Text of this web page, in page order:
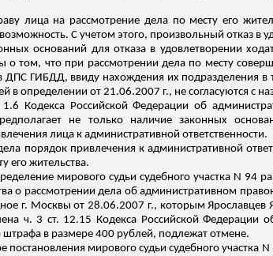
лица на рассмотрение дела по месту его
С учетом этого, произвольный отказ в
оснований для отказа в удовлетворении
о том, что при рассмотрении дела по месту
ДПС ГИБДД, ввиду нахождения их подразделения в
определении от 21.06.2007 г., не согласуются с
Кодекса Российской Федерации об
не только наличие законных
лица к административной ответственности.
порядок привлечения к административной
его жительства.
мирового судьи судебного участка N
о рассмотрении дела об административном
г. Москвы от 28.06.2007 г., которым
ч. 3 ст. 12.15 Кодекса Российской
в размере 400 рублей, подлежат отмене.
постановления мирового судьи судебного